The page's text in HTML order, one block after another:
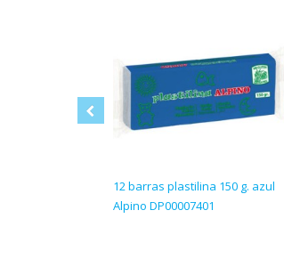
12 barras plastilina 150 g. azul
Alpino DP00007401